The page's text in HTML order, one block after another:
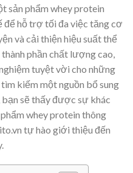
sản phẩm whey protein
để hỗ trợ tối đa việc tăng cơ
và cải thiện hiệu suất thể
phần chất lượng cao,
tuyệt vời cho những
kiếm một nguồn bổ sung
sẽ thấy được sự khác
whey protein thông
tự hào giới thiệu đến